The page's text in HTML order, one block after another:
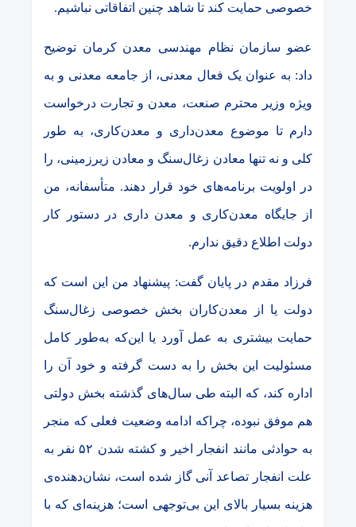
خصوصی حمایت کند تا شاهد چنین اتفاقاتی نباشیم.
عضو سازمان نظام مهندسی معدن کرمان توضیح
داد: به عنوان یک فعال معدنی، از جامعه معدنی و به
ویژه وزیر محترم صنعت، معدن و تجارت درخواست
دارم تا موضوع معدن‌داری و معدن‌کاری، به طور
کلی و نه تنها معادن زغال‌سنگ و معادن زیرزمینی، را
در اولویت برنامه‌های خود قرار دهند. متأسفانه، من
از جایگاه معدن‌کاری و معدن داری در دستور کار
دولت اطلاع دقیق ندارم.
فرزاد مقدم در پایان گفت: پیشنهاد من این است که
دولت یا از معدن‌کاران بخش خصوصی زغال‌سنگ
حمایت بیشتری به عمل آورد یا این‌که به‌طور کامل
مسئولیت این بخش را به دست گرفته و خود آن را
اداره کند، که البته طی سال‌های گذشته بخش دولتی
هم موفق نبوده، چراکه ادامه وضعیت فعلی که منجر
به حوادثی مانند انفجار اخیر و کشته شدن ۵۲ نفر به
علت انفجار تصاعد آنی گاز شده است، نشان‌دهنده‌ی
هزینه بسیار بالای این بی‌توجهی است؛ هزینه‌ای که با